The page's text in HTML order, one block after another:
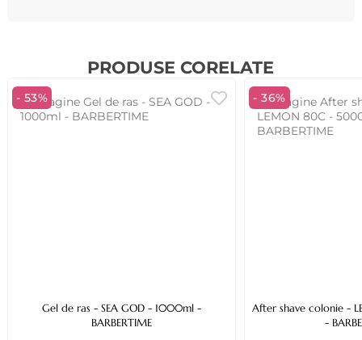
PRODUSE CORELATE
- 53%
Gel de ras - SEA GOD - 1000ml -
BARBERTIME
- 36%
After shave colonie -
-